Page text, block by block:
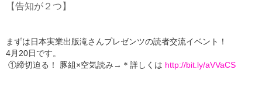
【告知が２つ】
まずは日本実業出版滝さんプレゼンツの読者交流イベント！
4月20日です。
①締切迫る！ 豚組×空気読み→＊詳しくは http://bit.ly/aVVaCS